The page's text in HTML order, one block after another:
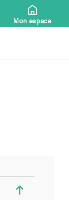
Mon espace